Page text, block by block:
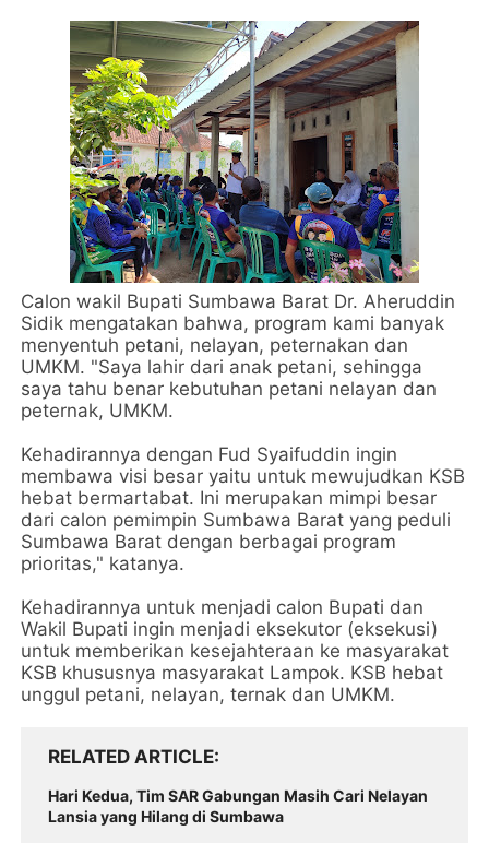
Calon wakil Bupati Sumbawa Barat Dr. Aheruddin
Sidik mengatakan bahwa, program kami banyak
menyentuh petani, nelayan, peternakan dan
UMKM. "Saya lahir dari anak petani, sehingga
saya tahu benar kebutuhan petani nelayan dan
peternak, UMKM.
Kehadirannya dengan Fud Syaifuddin ingin
membawa visi besar yaitu untuk mewujudkan KSB
hebat bermartabat. Ini merupakan mimpi besar
dari calon pemimpin Sumbawa Barat yang peduli
Sumbawa Barat dengan berbagai program
prioritas," katanya.
Kehadirannya untuk menjadi calon Bupati dan
Wakil Bupati ingin menjadi eksekutor (eksekusi)
untuk memberikan kesejahteraan ke masyarakat
KSB khususnya masyarakat Lampok. KSB hebat
unggul petani, nelayan, ternak dan UMKM.
RELATED ARTICLE
Hari Kedua, Tim SAR Gabungan Masih Cari Nelayan
Lansia yang Hilang di Sumbawa